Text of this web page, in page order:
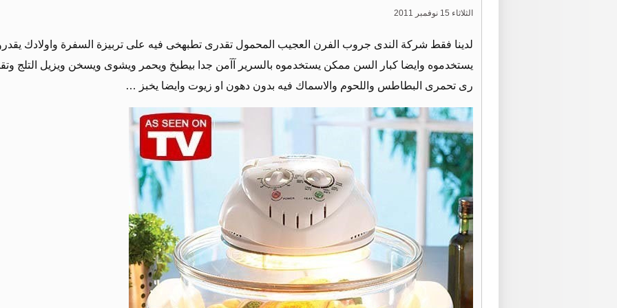
الثلاثاء 15 نوفمبر 2011
لدينا فقط شركة الندى جروب الفرن العجيب المحمول تقدرى تطبهخى فيه على تربيزة السفرة واولادك
يستخدموه وايضا كبار السن ممكن يستخدموه بالسرير آآمن جدا بيطبخ ويحمر ويشوى ويسخن ويزيل التلج
رى تحمرى البطاطس واللحوم والاسماك فيه بدون دهون او زيوت وايضا يخبز …